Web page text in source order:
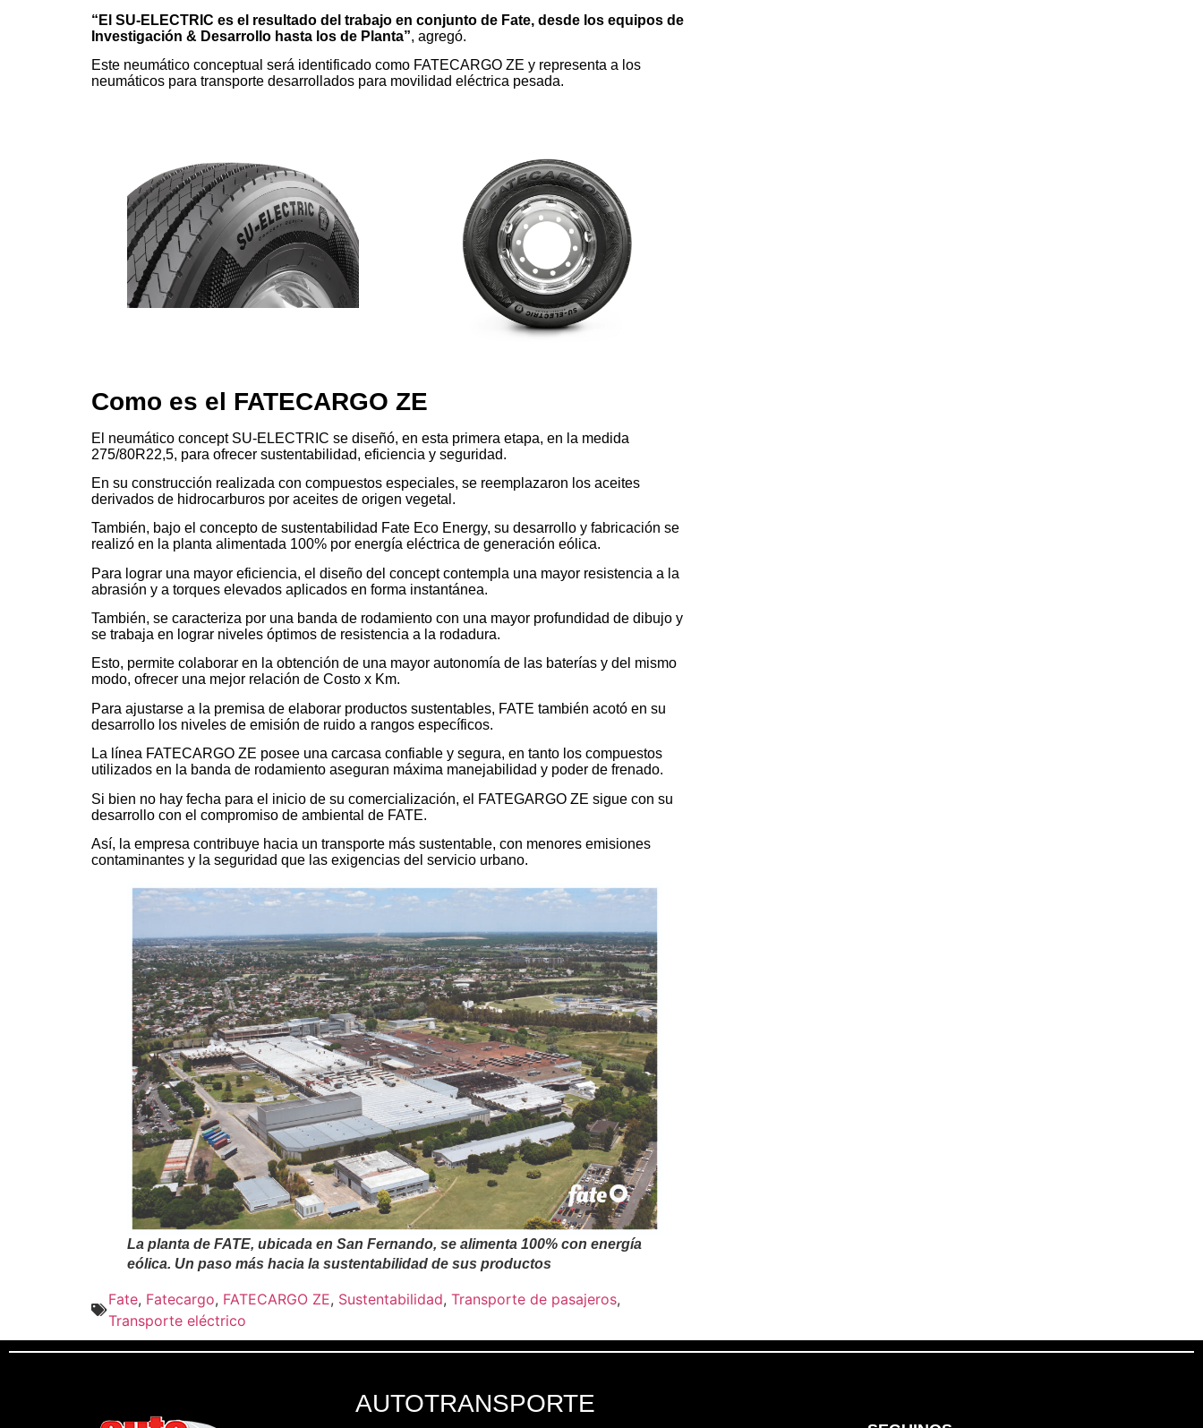
“El SU-ELECTRIC es el resultado del trabajo en conjunto de Fate, desde los equipos de
Investigación & Desarrollo hasta los de Planta”, agregó.
Este neumático conceptual será identificado como FATECARGO ZE y representa a los
neumáticos para transporte desarrollados para movilidad eléctrica pesada.
Como es el FATECARGO ZE
El neumático concept SU-ELECTRIC se diseñó, en esta primera etapa, en la medida
275/80R22,5, para ofrecer sustentabilidad, eficiencia y seguridad.
En su construcción realizada con compuestos especiales, se reemplazaron los aceites
derivados de hidrocarburos por aceites de origen vegetal.
También, bajo el concepto de sustentabilidad Fate Eco Energy, su desarrollo y fabricación se
realizó en la planta alimentada 100% por energía eléctrica de generación eólica.
Para lograr una mayor eficiencia, el diseño del concept contempla una mayor resistencia a la
abrasión y a torques elevados aplicados en forma instantánea.
También, se caracteriza por una banda de rodamiento con una mayor profundidad de dibujo y
se trabaja en lograr niveles óptimos de resistencia a la rodadura.
Esto, permite colaborar en la obtención de una mayor autonomía de las baterías y del mismo
modo, ofrecer una mejor relación de Costo x Km.
Para ajustarse a la premisa de elaborar productos sustentables, FATE también acotó en su
desarrollo los niveles de emisión de ruido a rangos específicos.
La línea FATECARGO ZE posee una carcasa confiable y segura, en tanto los compuestos
utilizados en la banda de rodamiento aseguran máxima manejabilidad y poder de frenado.
Si bien no hay fecha para el inicio de su comercialización, el FATEGARGO ZE sigue con su
desarrollo con el compromiso de ambiental de FATE.
Así, la empresa contribuye hacia un transporte más sustentable, con menores emisiones
contaminantes y la seguridad que las exigencias del servicio urbano.
La planta de FATE, ubicada en San Fernando, se alimenta 100% con energía
eólica. Un paso más hacia la sustentabilidad de sus productos
Fate, Fatecargo, FATECARGO ZE, Sustentabilidad, Transporte de pasajeros,
Transporte eléctrico
AUTOTRANSPORTE